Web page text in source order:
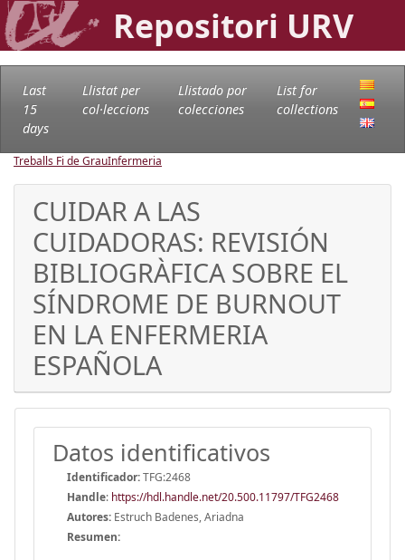
Repositori URV
Last
15
days
Llistat per
col·leccions
Llistado por
colecciones
List for
collections
Treballs Fi de GrauInfermeria
CUIDAR A LAS
CUIDADORAS: REVISIÓN
BIBLIOGRÀFICA SOBRE EL
SÍNDROME DE BURNOUT
EN LA ENFERMERIA
ESPAÑOLA
Datos identificativos
Identificador:TFG:2468
Handle: https://hdl.handle.net/20.500.11797/TFG2468
Autores: Estruch Badenes, Ariadna
Resumen: